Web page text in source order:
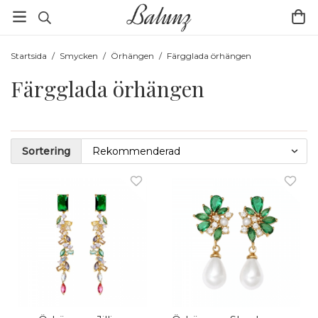
Startsida / Smycken / Örhängen / Färgglada örhängen
Färgglada örhängen
Sortering